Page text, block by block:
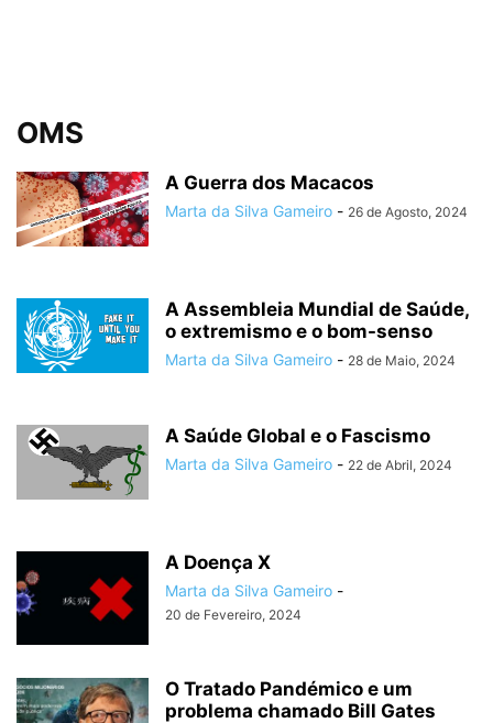
OMS
A Guerra dos Macacos
Marta da Silva Gameiro - 26 de Agosto, 2024
A Assembleia Mundial de Saúde,
o extremismo e o bom-senso
Marta da Silva Gameiro - 28 de Maio, 2024
A Saúde Global e o Fascismo
Marta da Silva Gameiro - 22 de Abril, 2024
A Doença X
Marta da Silva Gameiro -
20 de Fevereiro, 2024
O Tratado Pandémico e um
problema chamado Bill Gates